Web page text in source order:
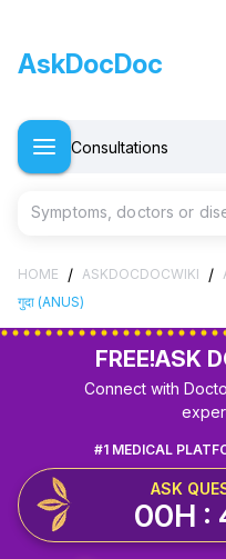
AskDocDoc
Consultations
Symptoms, doctors or
HOME / ASKDOCDOCWIKI /
गुदा (ANUS)
FREE!ASK
Connect with
#1 MEDICAL
ASK
00H :